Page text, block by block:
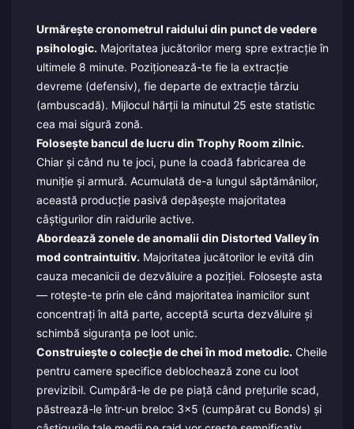
Urmărește cronometrul raidului din punct de vedere
psihologic. Majoritatea jucătorilor merg spre extracție în
ultimele 8 minute. Poziționează-te fie la extracție
devreme (defensiv), fie departe de extracție târziu
(ambuscadă). Mijlocul hărții la minutul 25 este statistic
cea mai sigură zonă.
Folosește bancul de lucru din Trophy Room zilnic.
Chiar și când nu te joci, pune la coadă fabricarea de
muniție și armură. Acumulată de-a lungul săptămânilor,
această producție pasivă depășește majoritatea
câștigurilor din raidurile active.
Abordează zonele de anomalii din Distorted Valley în
mod contraintuitiv. Majoritatea jucătorilor le evită din
cauza mecanicii de dezvăluire a poziției. Folosește asta
— rotește-te prin ele când majoritatea inamicilor sunt
concentrați în altă parte, acceptă scurta dezvăluire și
schimbă siguranța pe loot unic.
Construiește o colecție de chei în mod metodic. Cheile
pentru camere specifice deblochează zone cu loot
previzibil. Cumpără-le de pe piață când prețurile scad,
păstrează-le într-un breloc 3x5 (cumpărat cu Bonds) și